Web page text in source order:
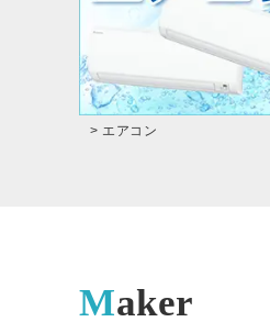
> エアコン
Maker